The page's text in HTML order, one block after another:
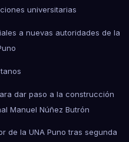
universitarias
a nuevas autoridades de la
dar paso a la construcción
Manuel Núñez Butrón
de la UNA Puno tras segunda